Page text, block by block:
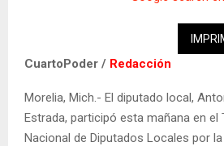
CuartoPoder / Redacción
Morelia, Mich.- El diputado local,
Estrada, participó esta mañana en el
Nacional de Diputados Locales por